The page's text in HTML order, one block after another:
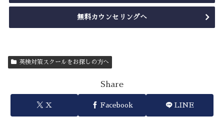
無料カウンセリングへ
英検対策スクールをお探しの方へ
Share
X Facebook LINE